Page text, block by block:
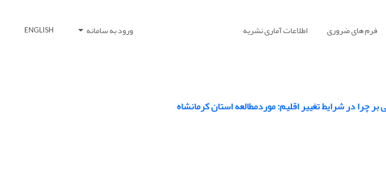
فرم های ضروری اطلاعات آماری نشریه ورود به سامانه ENGLISH
چرا در شرایط تغییر اقلیم: موردمطالعه استان کرمانشاه